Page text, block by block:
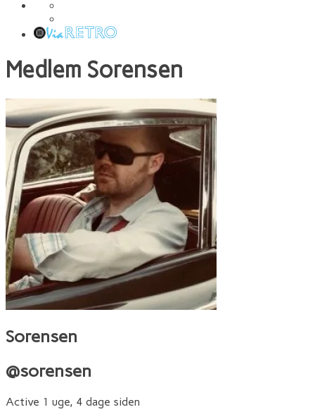
Medlem Sorensen
Sorensen
@sorensen
Active 1 uge, 4 dage siden